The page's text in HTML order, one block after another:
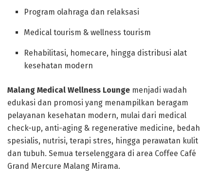
Program olahraga dan relaksasi
Medical tourism & wellness tourism
Rehabilitasi, homecare, hingga distribusi alat
kesehatan modern
Malang Medical Wellness Lounge menjadi wadah
edukasi dan promosi yang menampilkan beragam
pelayanan kesehatan modern, mulai dari medical
check-up, anti-aging & regenerative medicine, bedah
spesialis, nutrisi, terapi stres, hingga perawatan kulit
dan tubuh. Semua terselenggara di area Coffee Café
Grand Mercure Malang Mirama.